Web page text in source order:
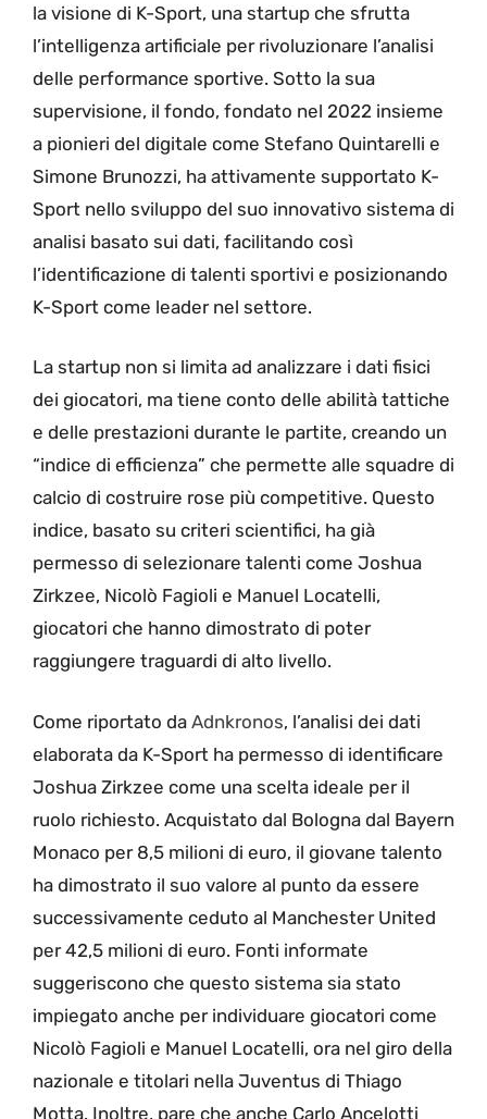
la visione di K-Sport, una startup che sfrutta
l’intelligenza artificiale per rivoluzionare l’analisi
delle performance sportive. Sotto la sua
supervisione, il fondo, fondato nel 2022 insieme
a pionieri del digitale come Stefano Quintarelli e
Simone Brunozzi, ha attivamente supportato K-
Sport nello sviluppo del suo innovativo sistema di
analisi basato sui dati, facilitando così
l’identificazione di talenti sportivi e posizionando
K-Sport come leader nel settore.
La startup non si limita ad analizzare i dati fisici
dei giocatori, ma tiene conto delle abilità tattiche
e delle prestazioni durante le partite, creando un
“indice di efficienza” che permette alle squadre di
calcio di costruire rose più competitive. Questo
indice, basato su criteri scientifici, ha già
permesso di selezionare talenti come Joshua
Zirkzee, Nicolò Fagioli e Manuel Locatelli,
giocatori che hanno dimostrato di poter
raggiungere traguardi di alto livello.
Come riportato da Adnkronos, l’analisi dei dati
elaborata da K-Sport ha permesso di identificare
Joshua Zirkzee come una scelta ideale per il
ruolo richiesto. Acquistato dal Bologna dal Bayern
Monaco per 8,5 milioni di euro, il giovane talento
ha dimostrato il suo valore al punto da essere
successivamente ceduto al Manchester United
per 42,5 milioni di euro. Fonti informate
suggeriscono che questo sistema sia stato
impiegato anche per individuare giocatori come
Nicolò Fagioli e Manuel Locatelli, ora nel giro della
nazionale e titolari nella Juventus di Thiago
Motta. Inoltre, pare che anche Carlo Ancelotti